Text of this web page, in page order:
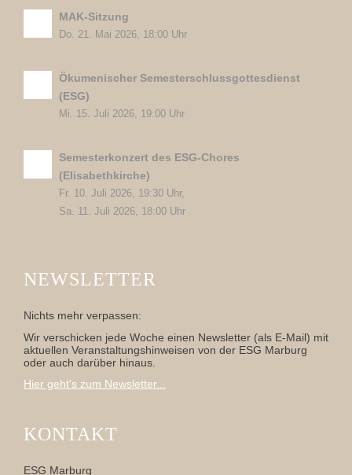
MAK-Sitzung
Do. 21. Mai 2026, 18:00 Uhr
Ökumenischer Semesterschlussgottesdienst
(ESG)
Mi. 15. Juli 2026, 19:00 Uhr
Semesterkonzert des ESG-Chores
(Elisabethkirche)
Fr. 10. Juli 2026, 19:30 Uhr,
Sa. 11. Juli 2026, 18:00 Uhr
NEWSLETTER
Nichts mehr verpassen:
Wir verschicken jede Woche einen Newsletter (als E-Mail) mit
aktuellen Veranstaltungshinweisen von der ESG Marburg
oder auch darüber hinaus.
Hier geht's zum Newsletter...
KONTAKT
ESG Marburg